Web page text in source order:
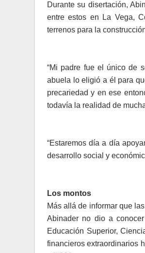
Durante su disertación,
entre estos en La Vega,
terrenos para la
“Mi padre fue el único de
abuela lo eligió a él pa­ra
precariedad y en ese
todavía la realidad de
“Estaremos día a día
desarrollo social y
Los montos
Más allá de informar que
Abinader no dio a
Educación Superior,
financieros extraor­dinarios